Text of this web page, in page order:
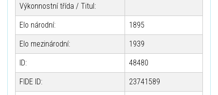
Výkonnostní třída / Titul:
Elo národní: 1895
Elo mezinárodní: 1939
ID: 48480
FIDE ID: 23741589